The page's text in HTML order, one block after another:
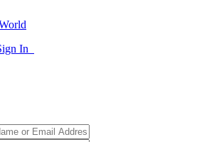
In